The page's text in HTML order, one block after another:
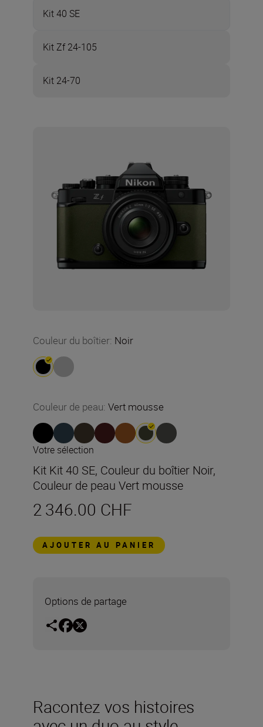
Kit 40 SE
Kit Zf 24-105
Kit 24-70
Couleur du boîtier: Noir
Couleur de peau: Vert mousse
Votre sélection
Kit Kit 40 SE, Couleur du boîtier Noir,
Couleur de peau Vert mousse
2 346.00 CHF
AJOUTER AU PANIER
Options de partage
Racontez vos histoires